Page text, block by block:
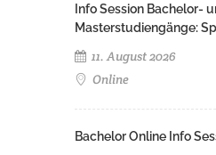
Info Session Bachelor-
Masterstudiengänge:
11. August 2026
Online
Bachelor Online Info